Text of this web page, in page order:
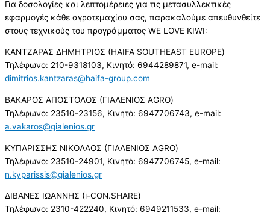
Για δοσολογίες και λεπτομέρειες για τις μετασυλλεκτικές
εφαρμογές κάθε αγροτεμαχίου σας, παρακαλούμε απευθυνθείτε
στους τεχνικούς του προγράμματος WE LOVE KIWI:
ΚΑΝΤΖΑΡΑΣ ΔΗΜΗΤΡΙΟΣ (HAIFA SOUTHEAST EUROPE)
Τηλέφωνο: 210-9318103, Κινητό: 6944289871, e-mail:
dimitrios.kantzaras@haifa-group.com
ΒΑΚΑΡΟΣ ΑΠΟΣΤΟΛΟΣ (ΓΙΑΛΕΝΙΟΣ AGRO)
Τηλέφωνο: 23510-23156, Κινητό: 6947706743, e-mail:
a.vakaros@gialenios.gr
ΚΥΠΑΡΙΣΣΗΣ ΝΙΚΟΛΑΟΣ (ΓΙΑΛΕΝΙΟΣ AGRO)
Τηλέφωνο: 23510-24901, Κινητό: 6947706745, e-mail:
n.kyparissis@gialenios.gr
ΔΙΒΑΝΕΣ ΙΩΑΝΝΗΣ (i-CON.SHARE)
Τηλέφωνο: 2310-422240, Κινητό: 6949211533, e-mail: